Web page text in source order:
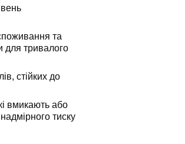
та
для тривалого
стійких до
вмикають або
тиску